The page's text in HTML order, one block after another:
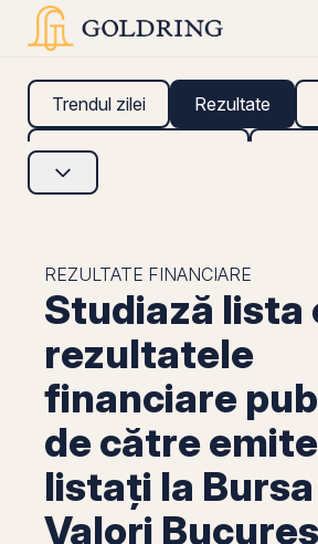
Trendul zilei Rezultate
Analize fundamentale
REZULTATE FINANCIARE
Studiază lista
rezultatele
financiare
de către
listați la
Valori